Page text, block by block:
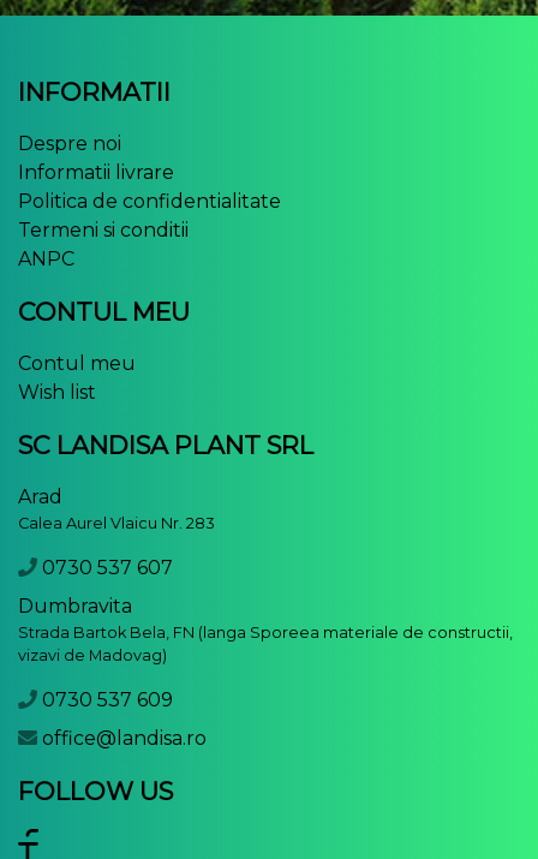
INFORMATII
Despre noi
Informatii livrare
Politica de confidentialitate
Termeni si conditii
ANPC
CONTUL MEU
Contul meu
Wish list
SC LANDISA PLANT SRL
Arad
Calea Aurel Vlaicu Nr. 283
0730 537 607
Dumbravita
Strada Bartok Bela, FN (langa Sporeea materiale de constructii,
vizavi de Madovag)
0730 537 609
office@landisa.ro
FOLLOW US